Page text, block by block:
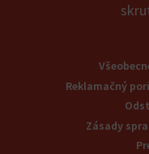
Reklamačný
Zásady